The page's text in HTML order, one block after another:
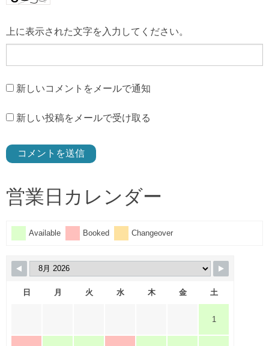
上に表示された文字を入力してください。
新しいコメントをメールで通知
新しい投稿をメールで受け取る
営業日カレンダー
Available Booked Changeover
日 月 火 水 木 金 土
1